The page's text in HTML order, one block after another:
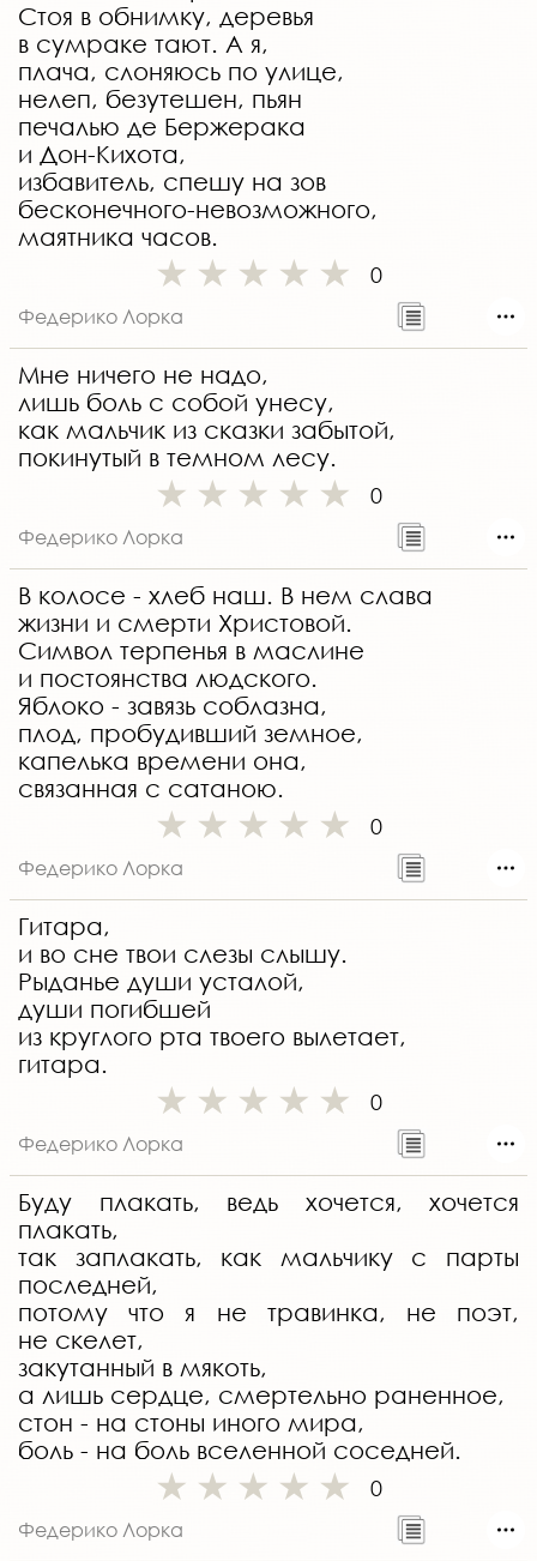
Стоя в обнимку, деревья
в сумраке тают. А я,
плача, слоняюсь по улице,
нелеп, безутешен, пьян
печалью де Бержерака
и Дон-Кихота,
избавитель, спешу на зов
бесконечного-невозможного,
маятника часов.
0
Федерико Лорка
Мне ничего не надо,
лишь боль с собой унесу,
как мальчик из сказки забытой,
покинутый в темном лесу.
0
Федерико Лорка
В колосе - хлеб наш. В нем слава
жизни и смерти Христовой.
Символ терпенья в маслине
и постоянства людского.
Яблоко - завязь соблазна,
плод, пробудивший земное,
капелька времени она,
связанная с сатаною.
0
Федерико Лорка
Гитара,
и во сне твои слезы слышу.
Рыданье души усталой,
души погибшей
из круглого рта твоего вылетает,
гитара.
0
Федерико Лорка
Буду плакать, ведь хочется, хочется
плакать,
так заплакать, как мальчику с парты
последней,
потому что я не травинка, не поэт,
не скелет,
закутанный в мякоть,
а лишь сердце, смертельно раненное,
стон - на стоны иного мира,
боль - на боль вселенной соседней.
0
Федерико Лорка